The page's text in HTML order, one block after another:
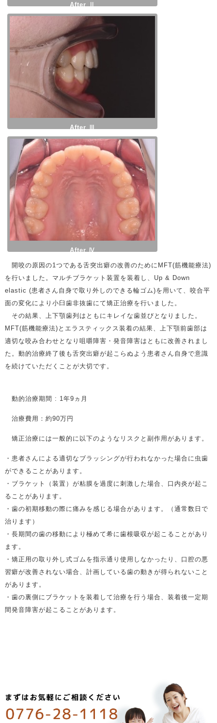
After Ⅱ
After Ⅲ
After Ⅳ
開咬の原因の1つである舌突出癖の改善のためにMFT(筋機能療法)
を行いました。マルチブラケット装置を装着し、Up & Down
elastic (患者さん自身で取り外しのできる輪ゴム)を用いて、咬合平
面の変化により小臼歯非抜歯にて矯正治療を行いました。
その結果、上下顎歯列はともにキレイな歯並びとなりました。
MFT(筋機能療法)とエラスティックス装着の結果、上下顎前歯部は
適切な咬み合わせとなり咀嚼障害・発音障害はともに改善されまし
た。動的治療終了後も舌突出癖が起こらぬよう患者さん自身で意識
を続けていただくことが大切です。
動的治療期間 : 1年9ヵ月
治療費用：約90万円
矯正治療には一般的に以下のようなリスクと副作用があります。
・患者さんによる適切なブラッシングが行われなかった場合に虫歯
ができることがあります。
・ブラケット（装置）が粘膜を過度に刺激した場合、口内炎が起こ
ることがあります。
・歯の初期移動の際に痛みを感じる場合があります。（通常数日で
治ります）
・長期間の歯の移動により極めて希に歯根吸収が起こることがあり
ます。
・矯正用の取り外し式ゴムを指示通り使用しなかったり、口腔の悪
習癖が改善されない場合、計画している歯の動きが得られないこと
があります。
・歯の裏側にブラケットを装着して治療を行う場合、装着後一定期
間発音障害が起こることがあります。